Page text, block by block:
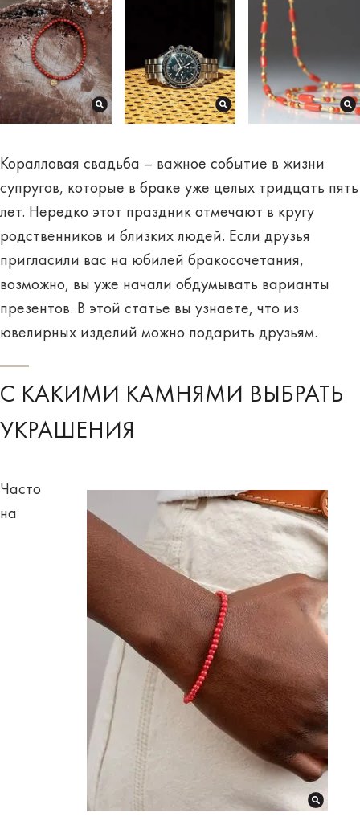
Коралловая свадьба – важное событие в жизни
супругов, которые в браке уже целых тридцать пять
лет. Нередко этот праздник отмечают в кругу
родственников и близких людей. Если друзья
пригласили вас на юбилей бракосочетания,
возможно, вы уже начали обдумывать варианты
презентов. В этой статье вы узнаете, что из
ювелирных изделий можно подарить друзьям.
С КАКИМИ КАМНЯМИ ВЫБРАТЬ
УКРАШЕНИЯ
Часто
на